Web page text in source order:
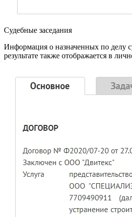
Судебные заседания
Информация о назначенных по делу
результате также отображается в